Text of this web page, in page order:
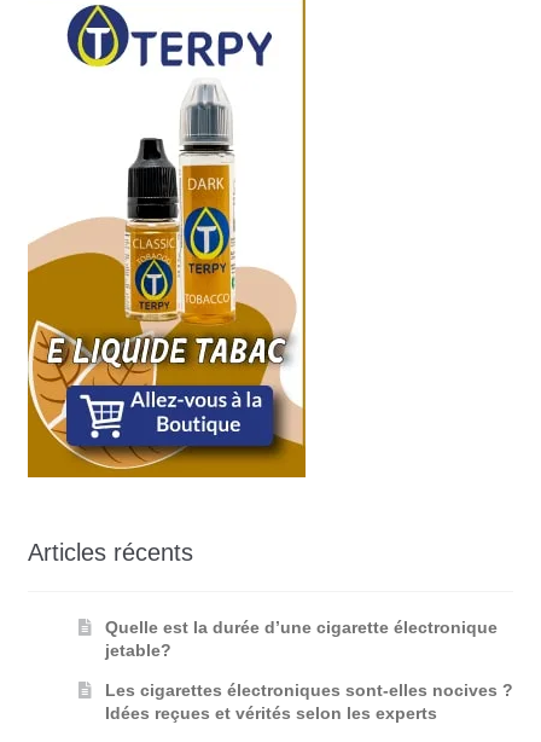
Articles récents
Quelle est la durée d’une cigarette électronique
jetable?
Les cigarettes électroniques sont-elles nocives ?
Idées reçues et vérités selon les experts